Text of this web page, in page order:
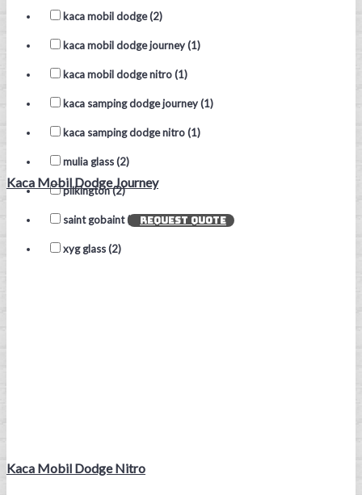
kaca mobil dodge (2)
kaca mobil dodge journey (1)
kaca mobil dodge nitro (1)
kaca samping dodge journey (1)
kaca samping dodge nitro (1)
mulia glass (2)
pilkington (2)
saint gobaint (2)
xyg glass (2)
Kaca Mobil Dodge Journey
REQUEST QUOTE
Kaca Mobil Dodge Nitro